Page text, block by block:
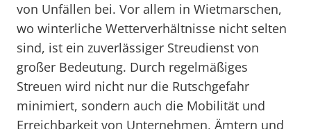
von Unfällen bei. Vor allem in Wietmarschen,
wo winterliche Wetterverhältnisse nicht selten
sind, ist ein zuverlässiger Streudienst von
großer Bedeutung. Durch regelmäßiges
Streuen wird nicht nur die Rutschgefahr
minimiert, sondern auch die Mobilität und
Erreichbarkeit von Unternehmen, Ämtern und